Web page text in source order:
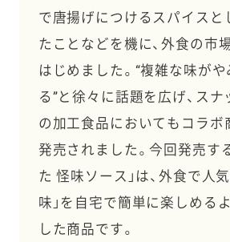
で唐揚げにつけるスパイスと
たことなどを機に、外食の市
はじめました。“複雑な味が
る”と徐々に話題を広げ、ス
の加工食品においてもコラボ
発売されました。今回発売す
た 怪味ソース」は、外食で人
味」を自宅で簡単に楽しめる
した商品です。